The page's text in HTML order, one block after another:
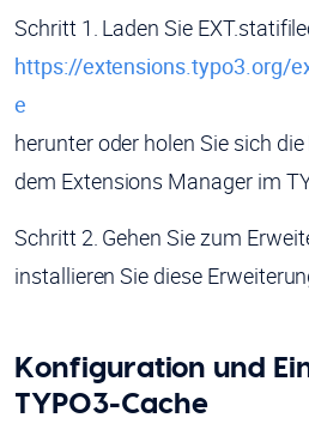
Schritt 1. Laden Sie
https://extensions.typo3.org/
e
herunter oder holen Sie sich
dem Extensions Manager im
Schritt 2. Gehen Sie zum
installieren Sie diese
Konfiguration und
TYPO3-Cache